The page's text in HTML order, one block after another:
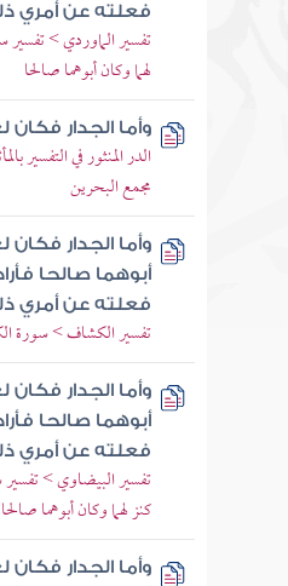
فعلته عن أمري
تفسير الماوردي > تفسير
لهما وكان أبوهما صالحا
وأما الجدار فكان
الدر المنثور في التفسير
مجمع البحرين
وأما الجدار
أبوهما صالحا
فعلته عن أمري
تفسير الكشاف > سورة
وأما الجدار
أبوهما صالحا
فعلته عن أمري
تفسير البيضاوي > تفسير
كنز لهما وكان أبوهما
وأما الجدار